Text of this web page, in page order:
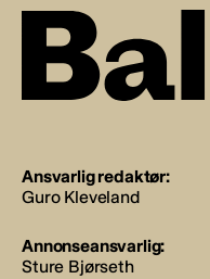
Ansvarlig redaktør:
Guro Kleveland
Annonseansvarlig:
Sture Bjørseth